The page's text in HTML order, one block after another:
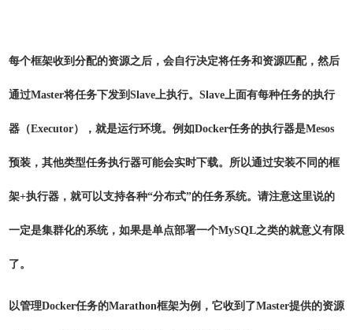
每个框架收到分配的资源之后，会自行决定将任务和资源匹配，然后
通过Master将任务下发到Slave上执行。Slave上面有每种任务的执行
器（Executor），就是运行环境。例如Docker任务的执行器是Mesos
预装，其他类型任务执行器可能会实时下载。所以通过安装不同的框
架+执行器，就可以支持各种“分布式”的任务系统。请注意这里说的
一定是集群化的系统，如果是单点部署一个MySQL之类的就意义有限
了。
以管理Docker任务的Marathon框架为例，它收到了Master提供的资源